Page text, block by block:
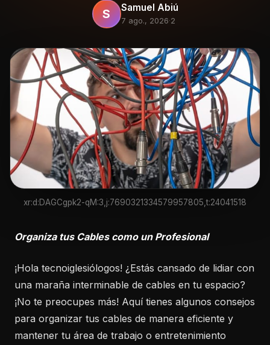
S Samuel Abiú
7 ago., 2026·2
xr:d:DAGCgpk2-qM:3,j:7690321334579957805,t:24041518
Organiza tus Cables como un Profesional
¡Hola tecnoiglesiólogos! ¿Estás cansado de lidiar con
una maraña interminable de cables en tu espacio?
¡No te preocupes más! Aquí tienes algunos consejos
para organizar tus cables de manera eficiente y
mantener tu área de trabajo o entretenimiento